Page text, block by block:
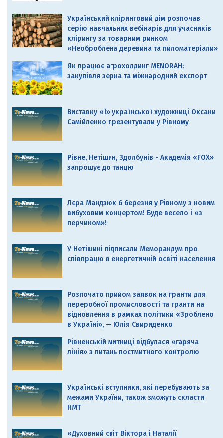
Український кліринговий дім розпочав
серію навчальних вебінарів для учасників
клірингу за товарним ринком
«Необроблена деревина та пиломатеріали»
Як працює агрохолдинг MENORAH:
закупівля зерна та міжнародний експорт
Виставку «Ї» української художниці Оксани
Самійленко презентували у Рівному
Рівне, Нетішин, Здолбунів - Академія «FOX»
запрошує до танцю
Лєра Мандзюк 6 березня у Рівному з новим
вибуховим концертом! Буде весело і «з
перчиком»!
У Нетішині підписали Меморандум про
співпрацю в енергетичній освіті населення
Розпочато прийом заявок на гранти для
переробної промисловості та гранти на
відновлення в рамках політики «Зроблено
в Україні», — Юлія Свириденко
Рівненській митниці відбулася «гаряча
лінія» з питань постмитного контролю
Українські вступники, які перебувають за
межами України, також зможуть скласти
НМТ
«Духовний світ Віктора і Наталії